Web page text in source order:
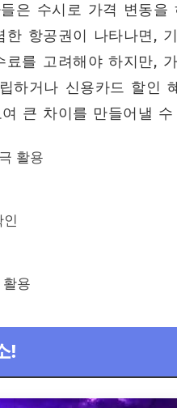
은 수시로 가격 변동을
항공권이 나타나면,
를 고려해야 하지만,
하거나 신용카드 할인
큰 차이를 만들어낼
활용
용
!